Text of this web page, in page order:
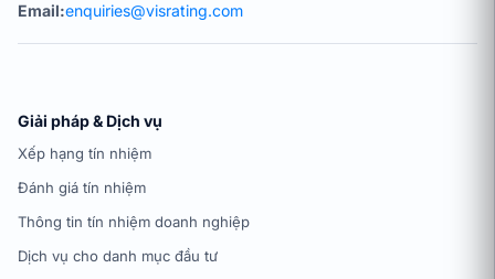
Email:enquiries@visrating.com
Giải pháp & Dịch vụ
Xếp hạng tín nhiệm
Đánh giá tín nhiệm
Thông tin tín nhiệm doanh nghiệp
Dịch vụ cho danh mục đầu tư